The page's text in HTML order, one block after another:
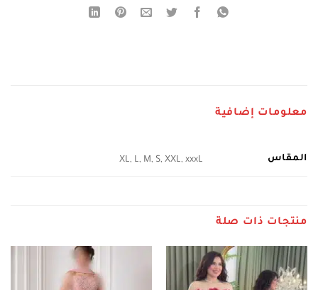
معلومات إضافية
المقاس XL, L, M, S, XXL, xxxL
منتجات ذات صلة